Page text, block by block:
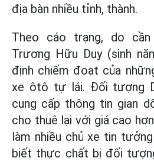
địa bàn nhiều tỉnh, thành.
Theo cáo trạng, do
Trương Hữu Duy (sinh
định chiếm đoạt của
xe ôtô tự lái. Đối tượng
cung cấp thông tin gian
cho thuê lại với giá cao
làm nhiều chủ xe tin
biết thực chất bị đối